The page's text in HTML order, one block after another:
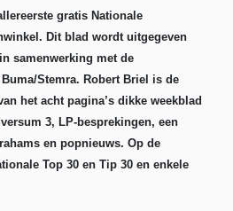
gratis Nationale
Dit blad wordt uitgegeven
samenwerking met de
Stemra. Robert Briel is de
het acht pagina’s dikke weekblad
3, LP-besprekingen, een
en popnieuws. Op de
Top 30 en Tip 30 en enkele